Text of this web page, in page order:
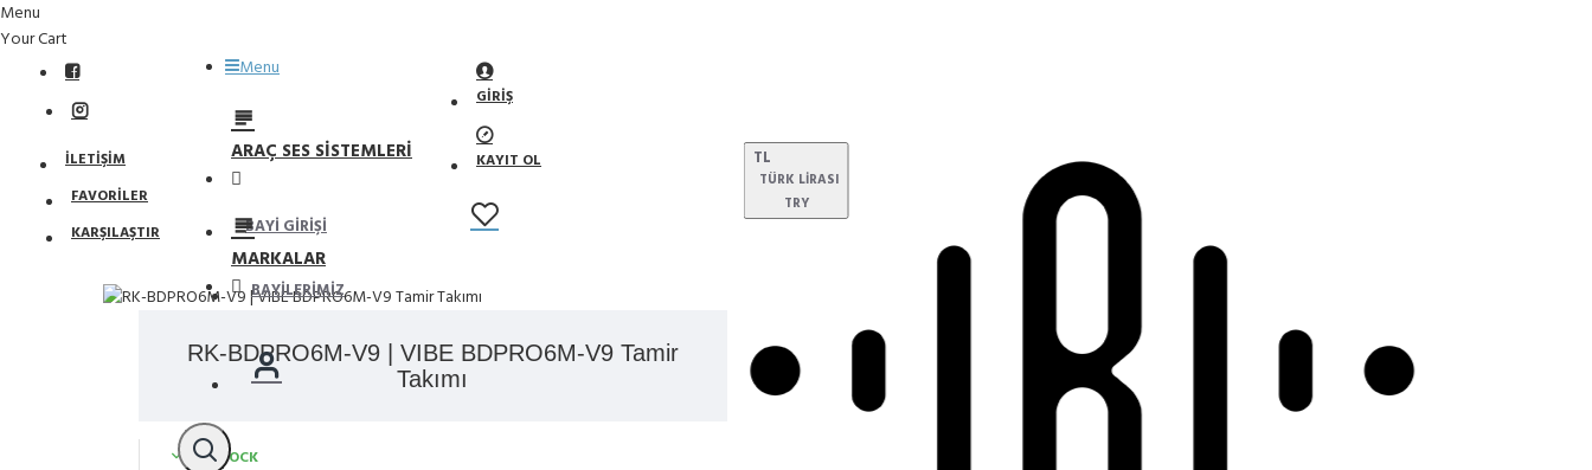
Menu
Your Cart
TL
TÜRK LIRASI
TRY
İLETIŞIM
FAVORILER
KARŞILAŞTIR
Menu
ARAÇ SES SISTEMLERI
MARKALAR
BAYI GIRIŞI
BAYILERIMIZ
GIRIŞ
KAYIT OL
RK-BDPRO6M-V9 | VIBE BDPRO6M-V9 Tamir
Takımı
IN STOCK